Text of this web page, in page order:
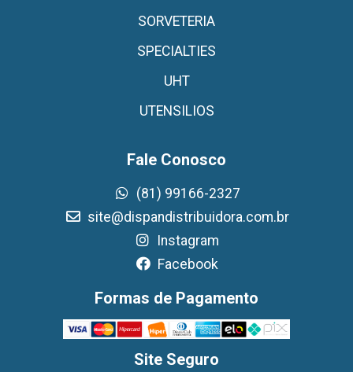
SORVETERIA
SPECIALTIES
UHT
UTENSILIOS
Fale Conosco
(81) 99166-2327
site@dispandistribuidora.com.br
Instagram
Facebook
Formas de Pagamento
Site Seguro